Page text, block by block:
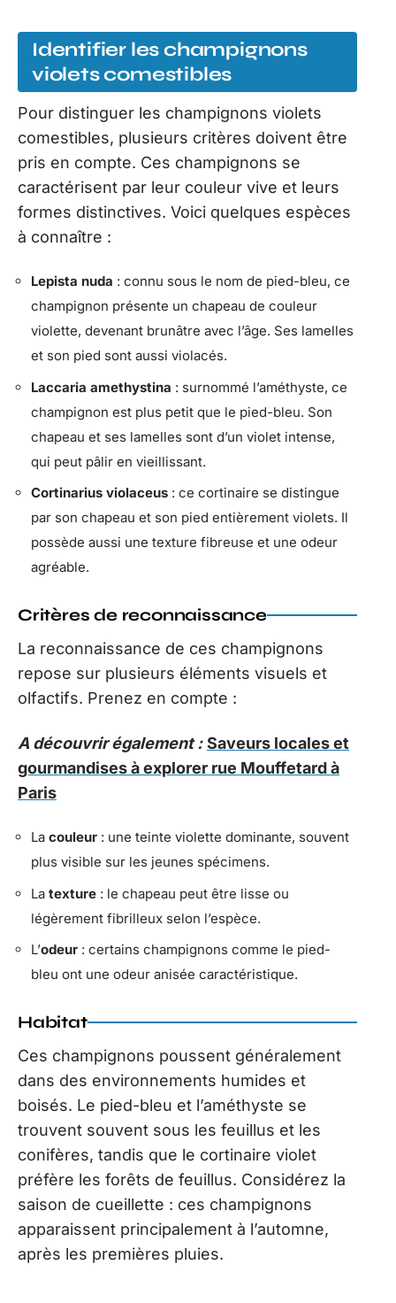
Identifier les champignons
violets comestibles
Pour distinguer les champignons violets
comestibles, plusieurs critères doivent être
pris en compte. Ces champignons se
caractérisent par leur couleur vive et leurs
formes distinctives. Voici quelques espèces
à connaître :
Lepista nuda : connu sous le nom de pied-bleu, ce
champignon présente un chapeau de couleur
violette, devenant brunâtre avec l’âge. Ses lamelles
et son pied sont aussi violacés.
Laccaria amethystina : surnommé l’améthyste, ce
champignon est plus petit que le pied-bleu. Son
chapeau et ses lamelles sont d’un violet intense,
qui peut pâlir en vieillissant.
Cortinarius violaceus : ce cortinaire se distingue
par son chapeau et son pied entièrement violets. Il
possède aussi une texture fibreuse et une odeur
agréable.
Critères de reconnaissance
La reconnaissance de ces champignons
repose sur plusieurs éléments visuels et
olfactifs. Prenez en compte :
A découvrir également : Saveurs locales et
gourmandises à explorer rue Mouffetard à
Paris
La couleur : une teinte violette dominante, souvent
plus visible sur les jeunes spécimens.
La texture : le chapeau peut être lisse ou
légèrement fibrilleux selon l’espèce.
L’odeur : certains champignons comme le pied-
bleu ont une odeur anisée caractéristique.
Habitat
Ces champignons poussent généralement
dans des environnements humides et
boisés. Le pied-bleu et l’améthyste se
trouvent souvent sous les feuillus et les
conifères, tandis que le cortinaire violet
préfère les forêts de feuillus. Considérez la
saison de cueillette : ces champignons
apparaissent principalement à l’automne,
après les premières pluies.